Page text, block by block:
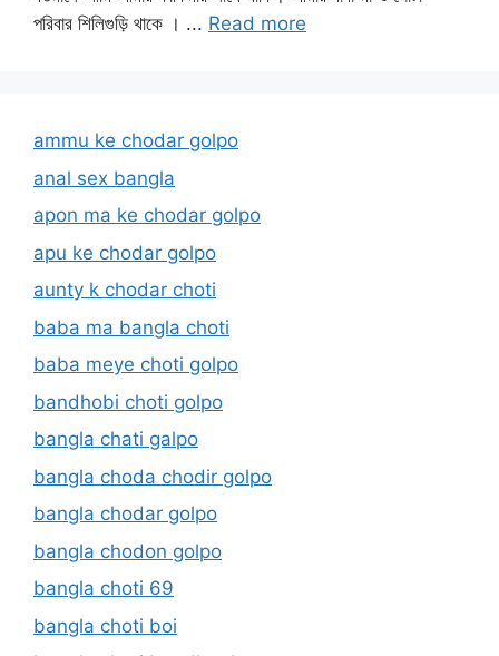
পরিবার শিলিগুড়ি থাকে । ... Read more
ammu ke chodar golpo
anal sex bangla
apon ma ke chodar golpo
apu ke chodar golpo
aunty k chodar choti
baba ma bangla choti
baba meye choti golpo
bandhobi choti golpo
bangla chati galpo
bangla choda chodir golpo
bangla chodar golpo
bangla chodon golpo
bangla choti 69
bangla choti boi